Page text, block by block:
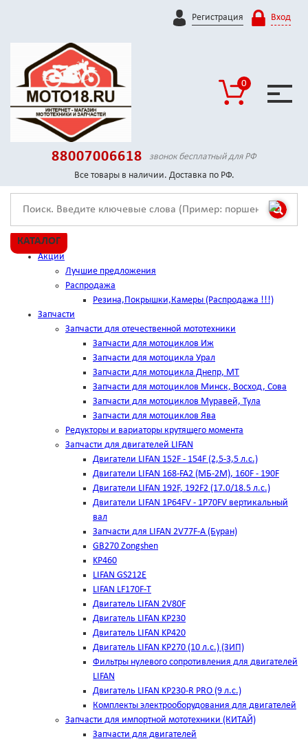
Регистрация Вход
0
88007006618
звонок бесплатный для РФ
Все товары в наличии. Доставка по РФ.
КАТАЛОГ
Акции
Лучшие предложения
Распродажа
Резина,Покрышки,Камеры (Распродажа !!!)
Запчасти
Запчасти для отечественной мототехники
Запчасти для мотоциклов Иж
Запчасти для мотоцикла Урал
Запчасти для мотоцикла Днепр, МТ
Запчасти для мотоциклов Минск, Восход, Сова
Запчасти для мотоциклов Муравей, Тула
Запчасти для мотоциклов Ява
Редукторы и вариаторы крутящего момента
Запчасти для двигателей LIFAN
Двигатели LIFAN 152F - 154F (2,5-3,5 л.с.)
Двигатели LIFAN 168-FA2 (МБ-2М), 160F - 190F
Двигатели LIFAN 192F, 192F2 (17.0/18.5 л.с.)
Двигатели LIFAN 1Р64FV - 1Р70FV вертикальный
вал
Запчасти для LIFAN 2V77F-A (Буран)
GB270 Zongshen
KP460
LIFAN GS212E
LIFAN LF170F-T
Двигатель LIFAN 2V80F
Двигатель LIFAN KP230
Двигатель LIFAN KP420
Двигатель LIFAN KP270 (10 л.с.) (ЗИП)
Фильтры нулевого сопротивления для двигателей
LIFAN
Двигатель LIFAN KP230-R PRO (9 л.с.)
Комплекты электрооборудования для двигателей
Запчасти для импортной мототехники (КИТАЙ)
Запчасти для двигателей